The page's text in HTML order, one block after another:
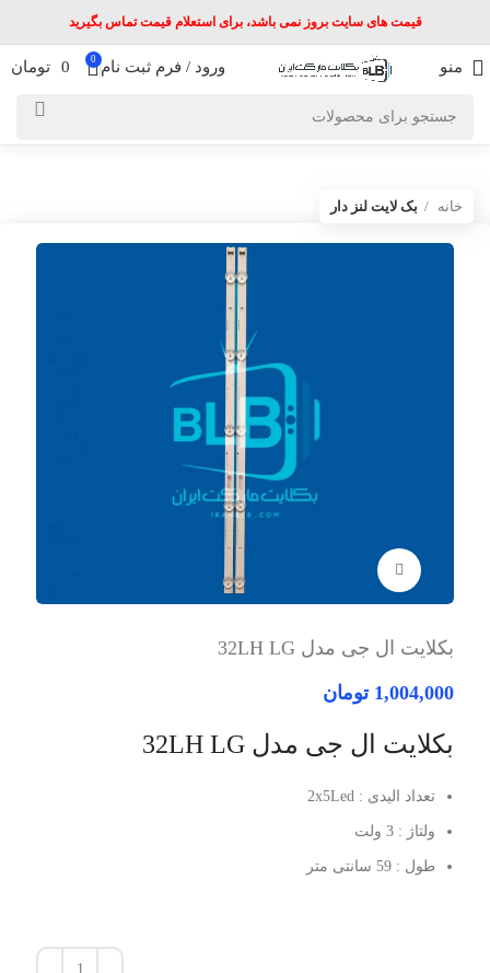
قیمت های سایت بروز نمی باشد، برای استعلام قیمت تماس بگیرید
منو ورود / فرم ثبت نام 0
0 تومان
خانه بک لایت لنز دار
بکلایت ال جی مدل 32LH LG
1,004,000 تومان
بکلایت ال جی مدل 32LH LG
تعداد الیدی : 2x5Led
ولتاژ : 3 ولت
طول : 59 سانتی متر